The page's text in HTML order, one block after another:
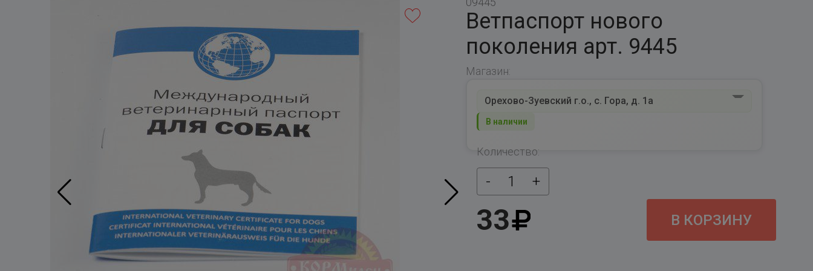
Ветпаспорт нового
поколения арт. 9445
Магазин:
Орехово-Зуевский г.о., с. Гора, д. 1а
В наличии
Количество:
- 1 +
33 В КОРЗИНУ